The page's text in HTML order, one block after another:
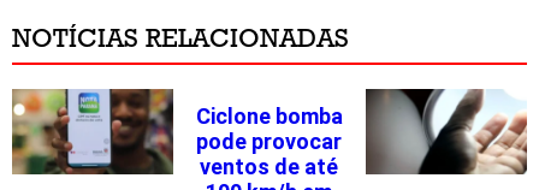
NOTÍCIAS RELACIONADAS
Ciclone bomba
pode provocar
ventos de até